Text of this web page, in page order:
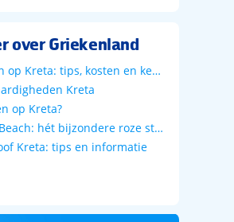
over Griekenland
Auto huren op Kreta: tips, kosten en keuzehulp
Kreta
op Kreta?
Elafonissi Beach: hét bijzondere roze strand op Kreta
Kreta: tips en informatie